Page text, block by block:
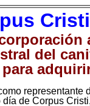
Cristi
del
de Corpus